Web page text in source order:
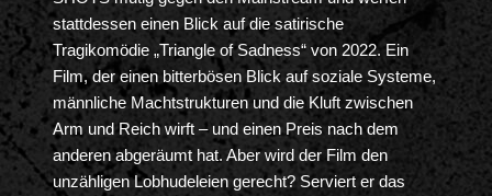
stattdessen einen Blick auf die satirische
Tragikomödie „Triangle of Sadness“ von 2022. Ein
Film, der einen bitterbösen Blick auf soziale Systeme,
männliche Machtstrukturen und die Kluft zwischen
Arm und Reich wirft – und einen Preis nach dem
anderen abgeräumt hat. Aber wird der Film den
unzähligen Lobhudeleien gerecht? Serviert er das